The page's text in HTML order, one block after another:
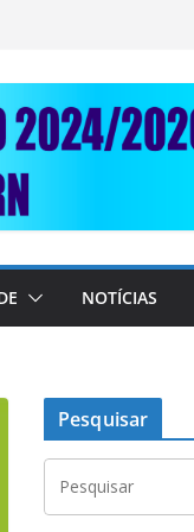
NOTÍCIAS
Pesquisar